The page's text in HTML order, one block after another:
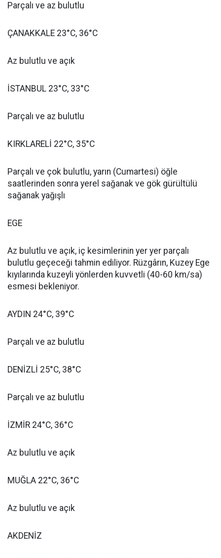
Parçalı ve az bulutlu
ÇANAKKALE 23°C, 36°C
Az bulutlu ve açık
İSTANBUL 23°C, 33°C
Parçalı ve az bulutlu
KIRKLARELİ 22°C, 35°C
Parçalı ve çok bulutlu, yarın (Cumartesi) öğle
saatlerinden sonra yerel sağanak ve gök gürültülü
sağanak yağışlı
EGE
Az bulutlu ve açık, iç kesimlerinin yer yer parçalı
bulutlu geçeceği tahmin ediliyor. Rüzgârın, Kuzey Ege
kıyılarında kuzeyli yönlerden kuvvetli (40-60 km/sa)
esmesi bekleniyor.
AYDIN 24°C, 39°C
Parçalı ve az bulutlu
DENİZLİ 25°C, 38°C
Parçalı ve az bulutlu
İZMİR 24°C, 36°C
Az bulutlu ve açık
MUĞLA 22°C, 36°C
Az bulutlu ve açık
AKDENİZ